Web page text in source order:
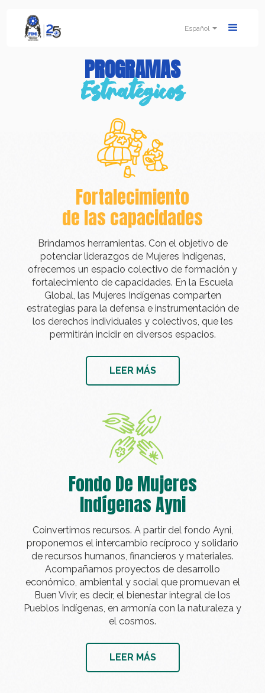
Español
PROGRAMAS
Estratégicos
Fortalecimiento
de las capacidades
Brindamos herramientas. Con el objetivo de
potenciar liderazgos de Mujeres Indígenas,
ofrecemos un espacio colectivo de formación y
fortalecimiento de capacidades. En la Escuela
Global, las Mujeres Indígenas comparten
estrategias para la defensa e instrumentación de
los derechos individuales y colectivos, que les
permitirán incidir en diversos espacios.
LEER MÁS
Fondo De Mujeres
Indígenas Ayni
Coinvertimos recursos. A partir del fondo Ayni,
proponemos el intercambio recíproco y solidario
de recursos humanos, financieros y materiales.
Acompañamos proyectos de desarrollo
económico, ambiental y social que promuevan el
Buen Vivir, es decir, el bienestar integral de los
Pueblos Indígenas, en armonía con la naturaleza y
el cosmos.
LEER MÁS